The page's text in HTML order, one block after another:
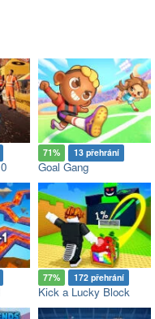
71% 13 přehrání
Goal Gang
77% 172 přehrání
Kick a Lucky Block